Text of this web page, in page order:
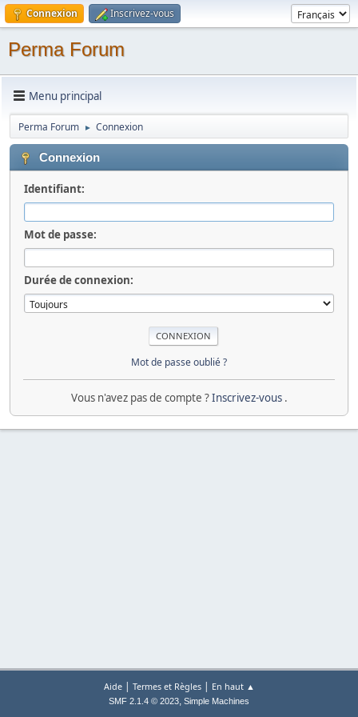
Connexion Inscrivez-vous
Perma Forum
Menu principal
Perma Forum ► Connexion
Connexion
Identifiant:
Mot de passe:
Durée de connexion:
Mot de passe oublié ?
Vous n'avez pas de compte ?Inscrivez-vous .
Aide| Termes et Règles| En haut ▲
SMF 2.1.4 © 2023, Simple Machines